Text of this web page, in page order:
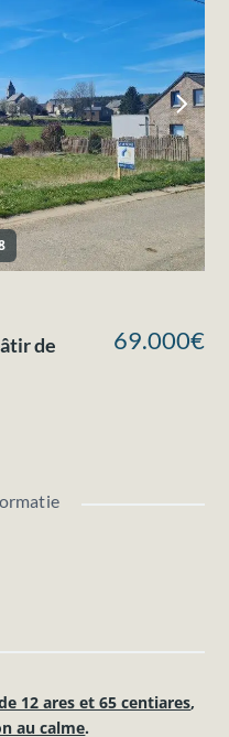
de
69.000€
12 ares et 65 centiares,
au calme.